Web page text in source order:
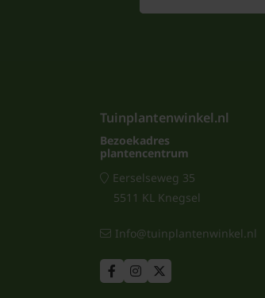
Tuinplantenwinkel.nl
Bezoekadres
plantencentrum
Eerselseweg 35
5511 KL Knegsel
Info@tuinplantenwinkel.nl